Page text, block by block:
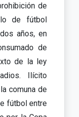
de
de fútbol
años, en
de
de la ley
Ilícito
comuna de
fútbol entre